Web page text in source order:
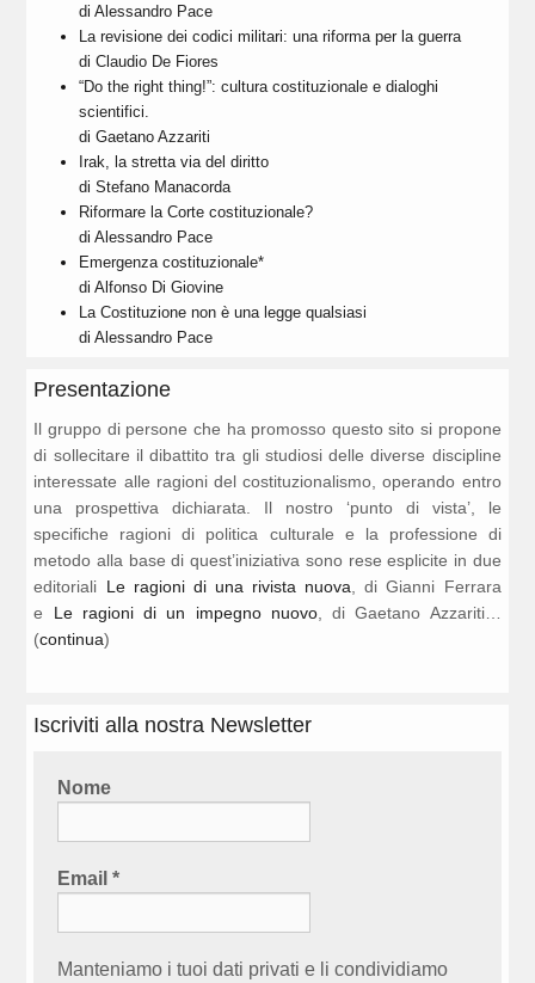
di Alessandro Pace
La revisione dei codici militari: una riforma per la guerra
di Claudio De Fiores
“Do the right thing!”: cultura costituzionale e dialoghi
scientifici.
di Gaetano Azzariti
Irak, la stretta via del diritto
di Stefano Manacorda
Riformare la Corte costituzionale?
di Alessandro Pace
Emergenza costituzionale*
di Alfonso Di Giovine
La Costituzione non è una legge qualsiasi
di Alessandro Pace
Presentazione
Il gruppo di persone che ha promosso questo sito si propone
di sollecitare il dibattito tra gli studiosi delle diverse discipline
interessate alle ragioni del costituzionalismo, operando entro
una prospettiva dichiarata. Il nostro ‘punto di vista’, le
specifiche ragioni di politica culturale e la professione di
metodo alla base di quest’iniziativa sono rese esplicite in due
editoriali Le ragioni di una rivista nuova , di Gianni Ferrara
e Le ragioni di un impegno nuovo, di Gaetano Azzariti…
(continua)
Iscriviti alla nostra Newsletter
Nome
Email*
Manteniamo i tuoi dati privati e li condividiamo